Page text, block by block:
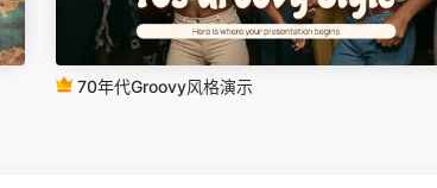
70年代Groovy风格演示